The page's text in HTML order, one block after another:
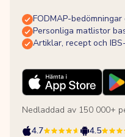
FODMAP-
Personliga matlistor
Artiklar, recept och
Nedladdad av 150 000+
4.7
4.5